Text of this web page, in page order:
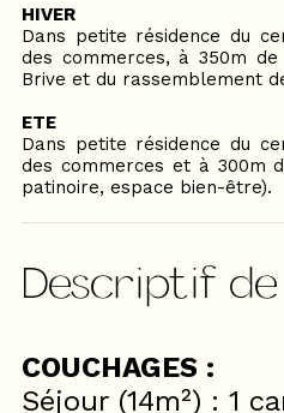
HIVER
Dans petite résidence du
des commerces, à 350m
Brive et du rassemblement
ETE
Dans petite résidence du
des commerces et à 300m
patinoire, espace bien-être).
Descriptif
COUCHAGES :
Séjour (14m²) : 1